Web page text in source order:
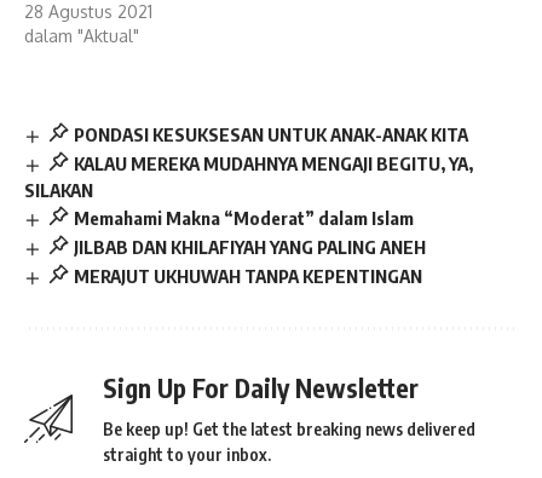
28 Agustus 2021
dalam "Aktual"
PONDASI KESUKSESAN UNTUK ANAK-ANAK KITA
KALAU MEREKA MUDAHNYA MENGAJI BEGITU, YA,
SILAKAN
Memahami Makna “Moderat” dalam Islam
JILBAB DAN KHILAFIYAH YANG PALING ANEH
MERAJUT UKHUWAH TANPA KEPENTINGAN
Sign Up For Daily Newsletter
Be keep up! Get the latest breaking news delivered
straight to your inbox.